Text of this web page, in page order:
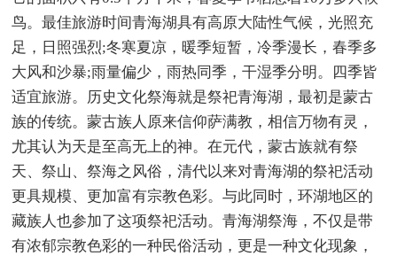
鸟。最佳旅游时间青海湖具有高原大陆性气候，光照充
足，日照强烈;冬寒夏凉，暖季短暂，冷季漫长，春季多
大风和沙暴;雨量偏少，雨热同季，干湿季分明。四季皆
适宜旅游。历史文化祭海就是祭祀青海湖，最初是蒙古
族的传统。蒙古族人原来信仰萨满教，相信万物有灵，
尤其认为天是至高无上的神。在元代，蒙古族就有祭
天、祭山、祭海之风俗，清代以来对青海湖的祭祀活动
更具规模、更加富有宗教色彩。与此同时，环湖地区的
藏族人也参加了这项祭祀活动。青海湖祭海，不仅是带
有浓郁宗教色彩的一种民俗活动，更是一种文化现象，